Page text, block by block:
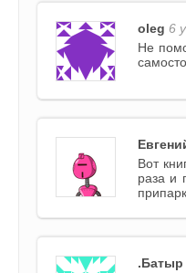
oleg 6
Не
Вот
раза и
.Батыр